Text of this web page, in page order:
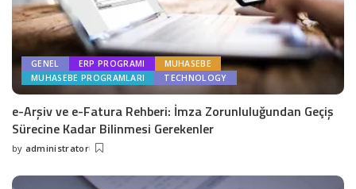
GENEL ERP PROGRAMI
MUHASEBE
MUHASEBE PROGRAMLARI
TECHNOLOGY
e-Arşiv ve e-Fatura Rehberi: İmza Zorunluluğundan Geçiş
Sürecine Kadar Bilinmesi Gerekenler
by administrator